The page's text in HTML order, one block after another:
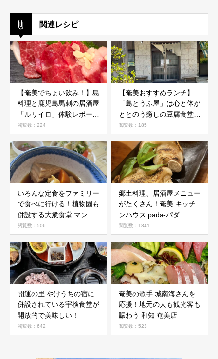
関連レシピ
【奄美でちょい飲み！】島
料理と鹿児島馬刺の居酒屋
「ルリイロ」体験レポート
｜スタンディングで地元と
つながる夜
閲覧数：224
【奄美おすすめランチ】
「島とうふ屋」は心と体が
ととのう癒しの豆腐食堂だ
った！
閲覧数：185
いろんな定食をファミリー
で食べに行ける！植物園も
併設する大衆食堂 マンゴ
ー ビストロ
閲覧数：506
郷土料理、居酒屋メニュー
がたくさん！奄美 キッチ
ンハウス pada-パダ
閲覧数：1841
開運の里 やけうちの宿に
併設されている宇検食堂が
開放的で美味しい！
閲覧数：642
奄美の歌手 城南海さんを
応援！地元の人も観光客も
賑わう 和知 奄美店
閲覧数：523